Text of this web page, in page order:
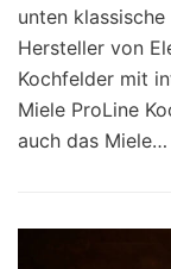
unten
Hersteller von
Kochfelder mit
Miele ProLine
auch das Miele…